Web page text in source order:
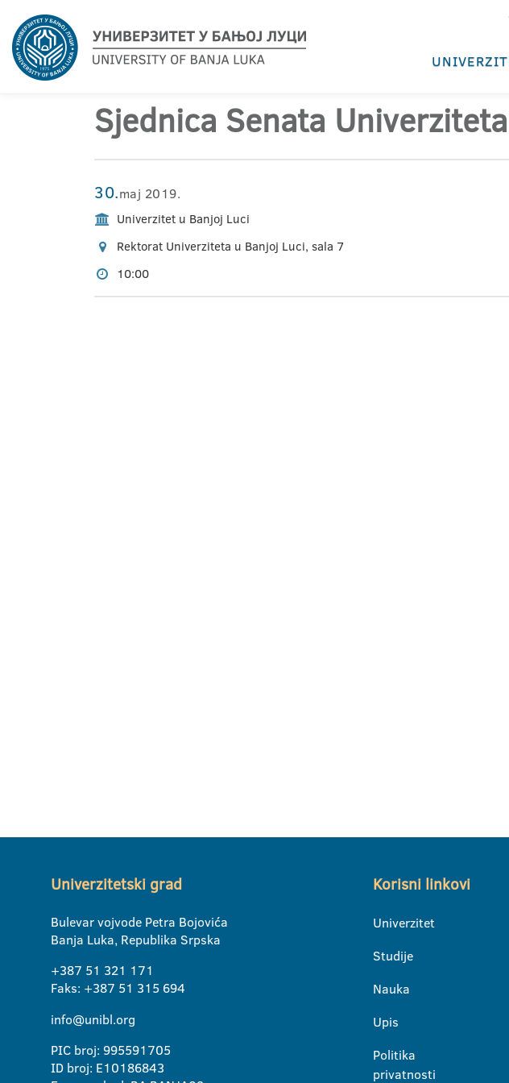
Sjednica Senata
30.maj 2019.
Univerzitet u Banjoj Luci
Rektorat Univerziteta u Banjoj Luci, sala 7
10:00
Univerzitetski grad
Bulevar vojvode Petra Bojovića
Banja Luka, Republika Srpska
+387 51 321 171
Faks: +387 51 315 694
info@unibl.org
PIC broj: 995591705
ID broj: E10186843
Korisni linkovi
Univerzitet
Studije
Nauka
Upis
Politika
privatnosti